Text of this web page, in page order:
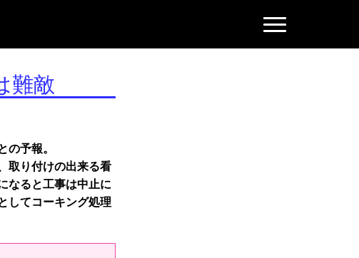
N
a
難敵
予報。
取り付けの出来る看
なると工事は中止に
してコーキング処理